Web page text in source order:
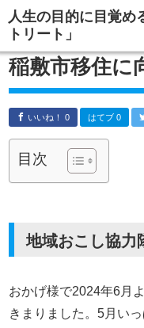
人生の目的に目覚め
トリート」
稲敷市移住に
いいね！ 0 はてブ 0
目次
地域おこし協力
おかげ様で2024年6月
きまりました。5月い